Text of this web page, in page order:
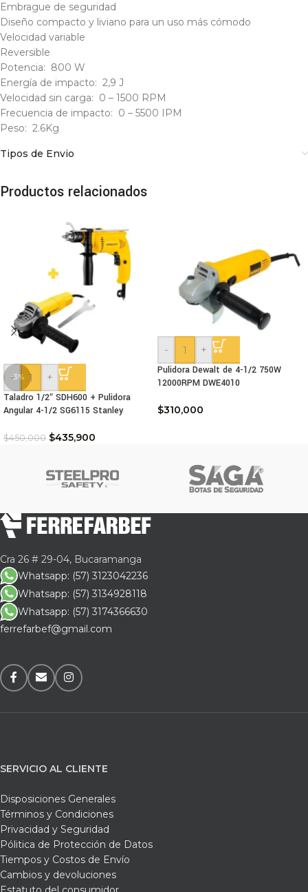
Embrague de seguridad
Diseño compacto y liviano para un uso más cómodo
Velocidad variable
Reversible
Potencia: 800 W
Energía de impacto: 2,9 J
Velocidad sin carga: 0 – 1500 RPM
Frecuencia de impacto: 0 – 5500 IPM
Peso: 2.6Kg
Tipos de Envio
Productos relacionados
-3%
-
+
Taladro 1/2″ SDH600 + Pulidora
Angular 4-1/2 SG6115 Stanley
$450,000 $435,900
-
+
Pulidora Dewalt de 4-1/2 750W
12000RPM DWE4010
$310,000
Cra 26 # 29-04, Bucaramanga
Whatsapp: (57) 3123042236
Whatsapp: (57) 3134928118
Whatsapp: (57) 3174366630
ferrefarbef@gmail.com
SERVICIO AL CLIENTE
Disposiciones Generales
Términos y Condiciones
Privacidad y Seguridad
Pólitica de Protección de Datos
Tiempos y Costos de Envío
Cambios y devoluciones